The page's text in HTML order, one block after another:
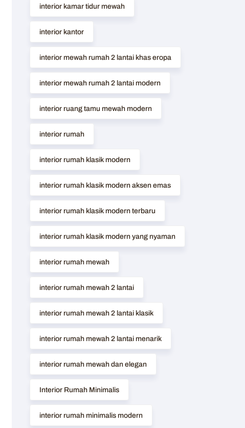
interior kamar tidur mewah
interior kantor
interior mewah rumah 2 lantai khas eropa
interior mewah rumah 2 lantai modern
interior ruang tamu mewah modern
interior rumah
interior rumah klasik modern
interior rumah klasik modern aksen emas
interior rumah klasik modern terbaru
interior rumah klasik modern yang nyaman
interior rumah mewah
interior rumah mewah 2 lantai
interior rumah mewah 2 lantai klasik
interior rumah mewah 2 lantai menarik
interior rumah mewah dan elegan
Interior Rumah Minimalis
interior rumah minimalis modern